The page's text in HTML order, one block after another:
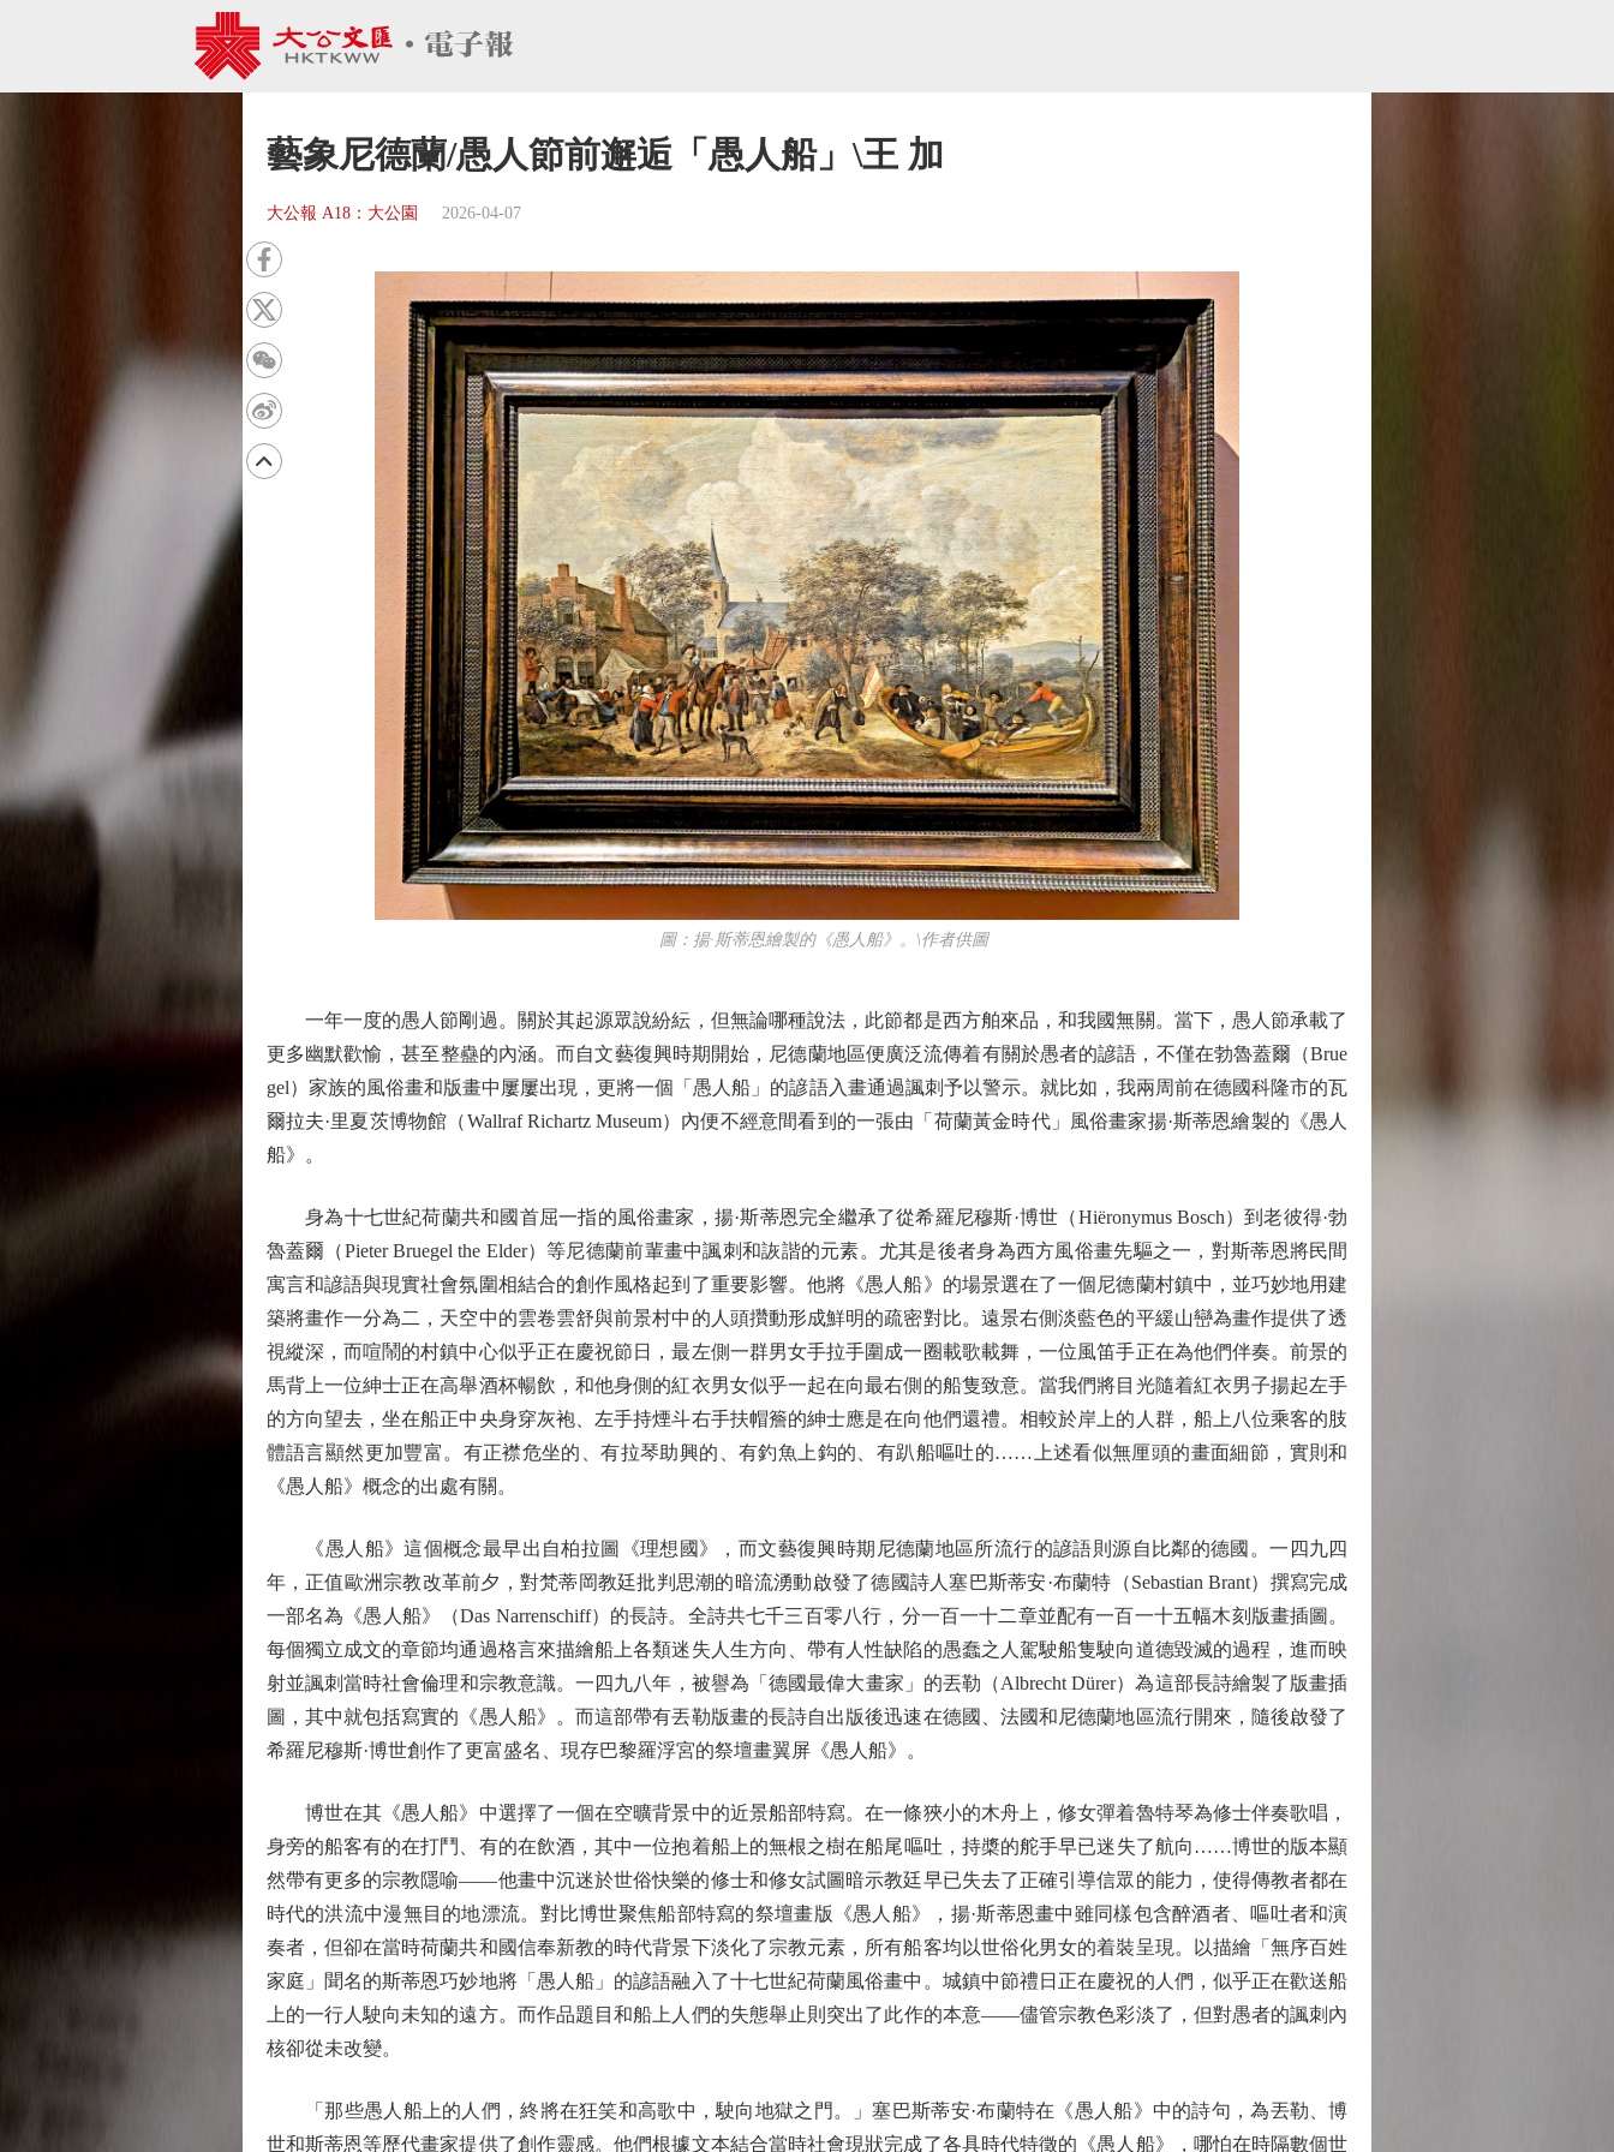
藝象尼德蘭/愚人節前邂逅「愚人船」\王 加
大公報 A18：大公園 2026-04-07
圖：揚·斯蒂恩繪製的《愚人船》。\作者供圖
一年一度的愚人節剛過。關於其起源眾說紛紜，但無論哪種說法，此節都是西方舶來品，和我國無關。當下，愚人節承載了
更多幽默歡愉，甚至整蠱的內涵。而自文藝復興時期開始，尼德蘭地區便廣泛流傳着有關於愚者的諺語，不僅在勃魯蓋爾（Brue
gel）家族的風俗畫和版畫中屢屢出現，更將一個「愚人船」的諺語入畫通過諷刺予以警示。就比如，我兩周前在德國科隆市的瓦
爾拉夫·里夏茨博物館（Wallraf Richartz Museum）內便不經意間看到的一張由「荷蘭黃金時代」風俗畫家揚·斯蒂恩繪製的《愚人
船》。
身為十七世紀荷蘭共和國首屈一指的風俗畫家，揚·斯蒂恩完全繼承了從希羅尼穆斯·博世（Hiëronymus Bosch）到老彼得·勃
魯蓋爾（Pieter Bruegel the Elder）等尼德蘭前輩畫中諷刺和詼諧的元素。尤其是後者身為西方風俗畫先驅之一，對斯蒂恩將民間
寓言和諺語與現實社會氛圍相結合的創作風格起到了重要影響。他將《愚人船》的場景選在了一個尼德蘭村鎮中，並巧妙地用建
築將畫作一分為二，天空中的雲卷雲舒與前景村中的人頭攢動形成鮮明的疏密對比。遠景右側淡藍色的平緩山巒為畫作提供了透
視縱深，而喧鬧的村鎮中心似乎正在慶祝節日，最左側一群男女手拉手圍成一圈載歌載舞，一位風笛手正在為他們伴奏。前景的
馬背上一位紳士正在高舉酒杯暢飲，和他身側的紅衣男女似乎一起在向最右側的船隻致意。當我們將目光隨着紅衣男子揚起左手
的方向望去，坐在船正中央身穿灰袍、左手持煙斗右手扶帽簷的紳士應是在向他們還禮。相較於岸上的人群，船上八位乘客的肢
體語言顯然更加豐富。有正襟危坐的、有拉琴助興的、有釣魚上鈎的、有趴船嘔吐的……上述看似無厘頭的畫面細節，實則和
《愚人船》概念的出處有關。
《愚人船》這個概念最早出自柏拉圖《理想國》，而文藝復興時期尼德蘭地區所流行的諺語則源自比鄰的德國。一四九四
年，正值歐洲宗教改革前夕，對梵蒂岡教廷批判思潮的暗流湧動啟發了德國詩人塞巴斯蒂安·布蘭特（Sebastian Brant）撰寫完成
一部名為《愚人船》（Das Narrenschiff）的長詩。全詩共七千三百零八行，分一百一十二章並配有一百一十五幅木刻版畫插圖。
每個獨立成文的章節均通過格言來描繪船上各類迷失人生方向、帶有人性缺陷的愚蠢之人駕駛船隻駛向道德毀滅的過程，進而映
射並諷刺當時社會倫理和宗教意識。一四九八年，被譽為「德國最偉大畫家」的丟勒（Albrecht Dürer）為這部長詩繪製了版畫插
圖，其中就包括寫實的《愚人船》。而這部帶有丟勒版畫的長詩自出版後迅速在德國、法國和尼德蘭地區流行開來，隨後啟發了
希羅尼穆斯·博世創作了更富盛名、現存巴黎羅浮宮的祭壇畫翼屏《愚人船》。
博世在其《愚人船》中選擇了一個在空曠背景中的近景船部特寫。在一條狹小的木舟上，修女彈着魯特琴為修士伴奏歌唱，
身旁的船客有的在打鬥、有的在飲酒，其中一位抱着船上的無根之樹在船尾嘔吐，持槳的舵手早已迷失了航向……博世的版本顯
然帶有更多的宗教隱喻——他畫中沉迷於世俗快樂的修士和修女試圖暗示教廷早已失去了正確引導信眾的能力，使得傳教者都在
時代的洪流中漫無目的地漂流。對比博世聚焦船部特寫的祭壇畫版《愚人船》，揚·斯蒂恩畫中雖同樣包含醉酒者、嘔吐者和演
奏者，但卻在當時荷蘭共和國信奉新教的時代背景下淡化了宗教元素，所有船客均以世俗化男女的着裝呈現。以描繪「無序百姓
家庭」聞名的斯蒂恩巧妙地將「愚人船」的諺語融入了十七世紀荷蘭風俗畫中。城鎮中節禮日正在慶祝的人們，似乎正在歡送船
上的一行人駛向未知的遠方。而作品題目和船上人們的失態舉止則突出了此作的本意——儘管宗教色彩淡了，但對愚者的諷刺內
核卻從未改變。
「那些愚人船上的人們，終將在狂笑和高歌中，駛向地獄之門。」塞巴斯蒂安·布蘭特在《愚人船》中的詩句，為丟勒、博
世和斯蒂恩等歷代畫家提供了創作靈感。他們根據文本結合當時社會現狀完成了各具時代特徵的《愚人船》，哪怕在時隔數個世